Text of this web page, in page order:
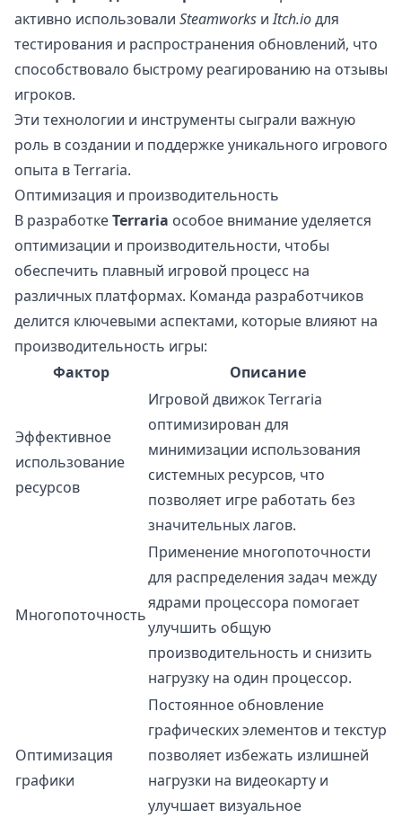
активно использовали Steamworks иItch.ioдля
тестирования и распространения обновлений, что
способствовало быстрому реагированию на отзывы
игроков.
Эти технологии и инструменты сыграли важную
роль в создании и поддержке уникального игрового
опыта в Terraria.
Оптимизация и производительность
В разработкеTerraria особое внимание уделяется
оптимизации и производительности, чтобы
обеспечить плавный игровой процесс на
различных платформах. Команда разработчиков
делится ключевыми аспектами, которые влияют на
производительность игры:
Фактор
Описание
Эффективное
использование
ресурсов
Игровой движок Terraria
оптимизирован для
минимизации использования
системных ресурсов, что
позволяет игре работать без
значительных лагов.
Многопоточность
Применение многопоточности
для распределения задач между
ядрами процессора помогает
улучшить общую
производительность и снизить
нагрузку на один процессор.
Оптимизация
графики
Постоянное обновление
графических элементов и текстур
позволяет избежать излишней
нагрузки на видеокарту и
улучшает визуальное